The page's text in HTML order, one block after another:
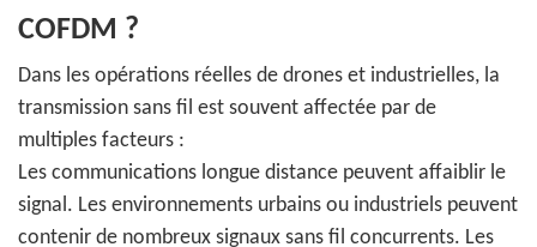
COFDM ?
Dans les opérations réelles de drones et industrielles, la
transmission sans fil est souvent affectée par de
multiples facteurs :
Les communications longue distance peuvent affaiblir le
signal. Les environnements urbains ou industriels peuvent
contenir de nombreux signaux sans fil concurrents. Les